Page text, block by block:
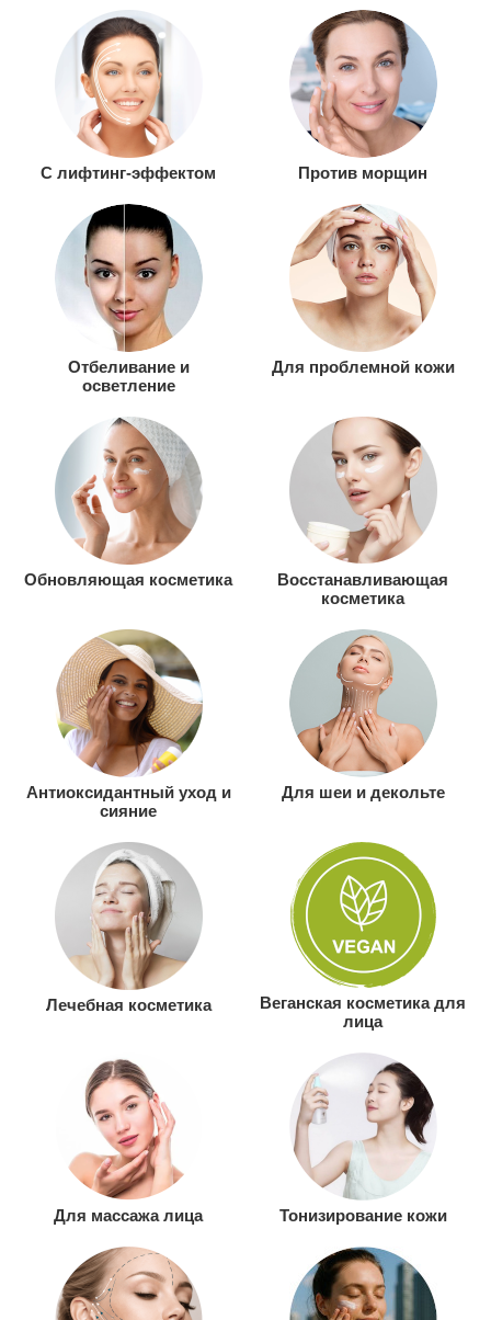
С лифтинг-эффектом Против морщин
Отбеливание и
осветление
Для проблемной кожи
Обновляющая косметика
Восстанавливающая
косметика
Антиоксидантный уход и
сияние
Для шеи и декольте
Лечебная косметика
Веганская косметика для
лица
Для массажа лица Тонизирование кожи